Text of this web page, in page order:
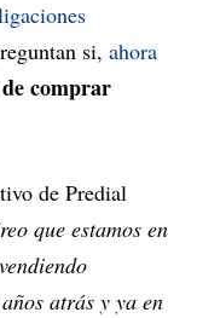
si, ahora
comprar
de Predial
que estamos en
atrás y ya en